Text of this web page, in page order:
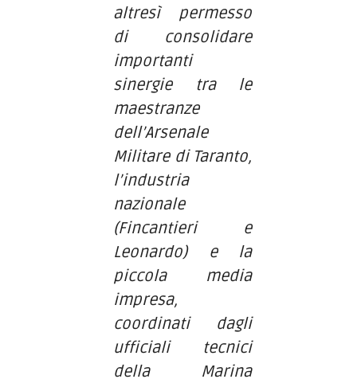
altresì permesso
di consolidare
importanti
sinergie tra le
maestranze
dell’Arsenale
Militare di Taranto,
l’industria
nazionale
(Fincantieri e
Leonardo) e la
piccola media
impresa,
coordinati dagli
ufficiali tecnici
della Marina